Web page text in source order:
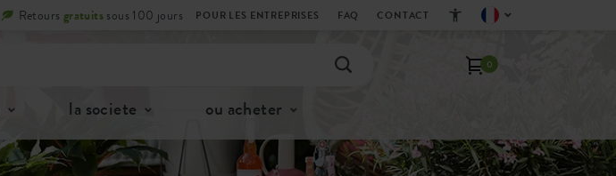
Retours gratuits sous 100 jours POUR LES ENTREPRISES FAQ CONTACT
0
la societe ou acheter